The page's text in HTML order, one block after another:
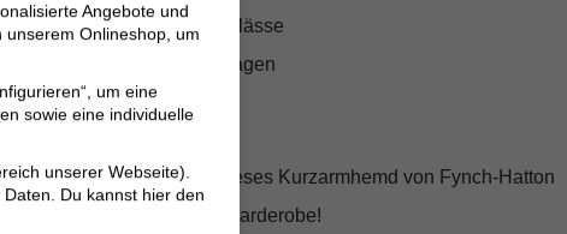
für verschiedene Anlässe
mit offenen Hemdblusenkragen
ideal für den Sommer
mit Stil und Komfort. Dieses Kurzarmhemd von Fynch-Hatton
Lieblingsstück in der Garderobe!
Angebote und
unserem Onlineshop, um
um eine
sowie eine individuelle
unserer Webseite).
Du kannst hier den